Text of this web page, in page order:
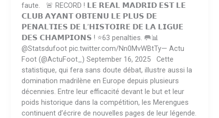
faute. 🚨 RECORD ! 𝗟𝗘 𝗥𝗘𝗔𝗟 𝗠𝗔𝗗𝗥𝗜𝗗 𝗘𝗦𝗧 𝗟𝗘
𝗖𝗟𝗨𝗕 𝗔𝗬𝗔𝗡𝗧 𝗢𝗕𝗧𝗘𝗡𝗨 𝗟𝗘 𝗣𝗟𝗨𝗦 𝗗𝗘
𝗣𝗘𝗡𝗔𝗟𝗧𝗜𝗘𝗦 𝗗𝗘 𝗟’𝗛𝗜𝗦𝗧𝗢𝗜𝗥𝗘 𝗗𝗘 𝗟𝗔 𝗟𝗜𝗚𝗨𝗘
𝗗𝗘𝗦 𝗖𝗛𝗔𝗠𝗣𝗜𝗢𝗡𝗦 ! ⭐️63 penalties. 🥅📊
@Statsdufoot pic.twitter.com/Nn0MvWBtTy— Actu
Foot (@ActuFoot_) September 16, 2025 Cette
statistique, qui fera sans doute débat, illustre aussi la
domination madrilène en Europe depuis plusieurs
décennies. Entre leur efficacité devant le but et leur
poids historique dans la compétition, les Merengues
continuent d’écrire de nouvelles pages de leur légende.